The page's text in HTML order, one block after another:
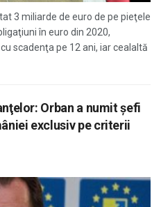
3 miliarde de euro de pe pieţele
în euro din 2020,
scadenţa pe 12 ani, iar cealaltă
Orban a numit şefi
exclusiv pe criterii